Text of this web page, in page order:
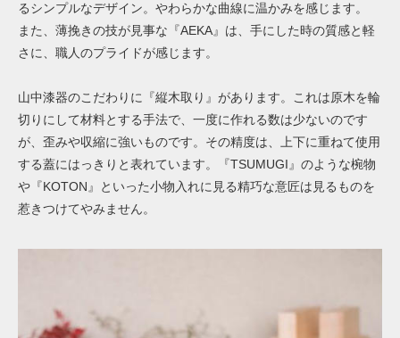
るシンプルなデザイン。やわらかな曲線に温かみを感じます。
また、薄挽きの技が見事な『AEKA』は、手にした時の質感と軽
さに、職人のプライドが感じます。
山中漆器のこだわりに『縦木取り』があります。これは原木を輪
切りにして材料とする手法で、一度に作れる数は少ないのです
が、歪みや収縮に強いものです。その精度は、上下に重ねて使用
する蓋にはっきりと表れています。『TSUMUGI』のような椀物
や『KOTON』といった小物入れに見る精巧な意匠は見るものを
惹きつけてやみません。